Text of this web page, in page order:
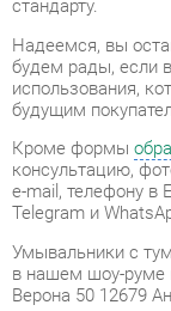
Кроме формы
консультацию,
e-mail, телефону в
Telegram и
Умывальники с
Верона 50 12679
центрального
адресов и
Материал
Цвет